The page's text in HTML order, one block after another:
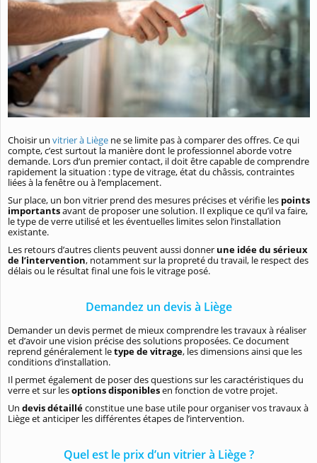
Choisir un vitrier à Liège ne se limite pas à comparer des offres. Ce qui
compte, c’est surtout la manière dont le professionnel aborde votre
demande. Lors d’un premier contact, il doit être capable de comprendre
rapidement la situation : type de vitrage, état du châssis, contraintes
liées à la fenêtre ou à l’emplacement.
Sur place, un bon vitrier prend des mesures précises et vérifie les points
importantsavant de proposer une solution. Il explique ce qu’il va faire,
le type de verre utilisé et les éventuelles limites selon l’installation
existante.
Les retours d’autres clients peuvent aussi donner une idée du sérieux
de l’intervention, notamment sur la propreté du travail, le respect des
délais ou le résultat final une fois le vitrage posé.
Demandez un devis à Liège
Demander un devis permet de mieux comprendre les travaux à réaliser
et d’avoir une vision précise des solutions proposées. Ce document
reprend généralement letype de vitrage, les dimensions ainsi que les
conditions d’installation.
Il permet également de poser des questions sur les caractéristiques du
verre et sur lesoptionsdisponiblesen fonction de votre projet.
Un devis détailléconstitue une base utile pour organiser vos travaux à
Liège et anticiper les différentes étapes de l’intervention.
Quel est le prix d’un vitrier à Liège ?